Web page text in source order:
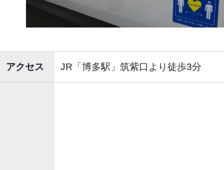
アクセス JR「博多駅」筑紫口より徒歩3分